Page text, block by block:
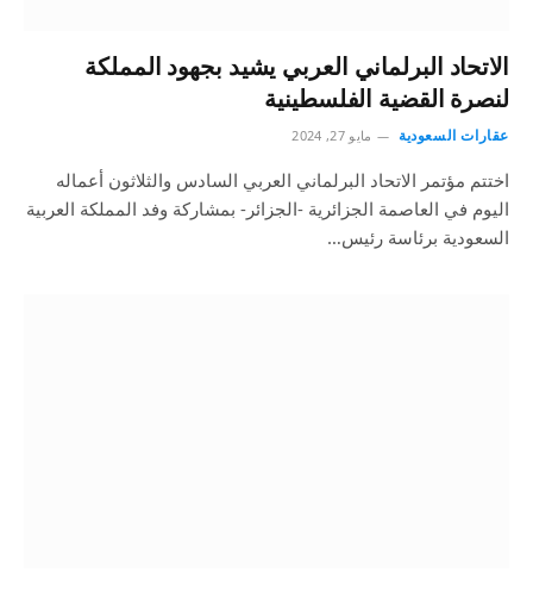
الاتحاد البرلماني العربي يشيد بجهود المملكة
لنصرة القضية الفلسطينية
عقارات السعودية مايو 27, 2024
اختتم مؤتمر الاتحاد البرلماني العربي السادس والثلاثون أعماله
اليوم في العاصمة الجزائرية -الجزائر- بمشاركة وفد المملكة العربية
السعودية برئاسة رئيس…